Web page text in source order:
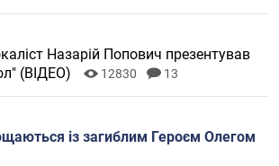
Назарій Попович презентував
(ВІДЕО)
12830 13
із загиблим Героєм Олегом